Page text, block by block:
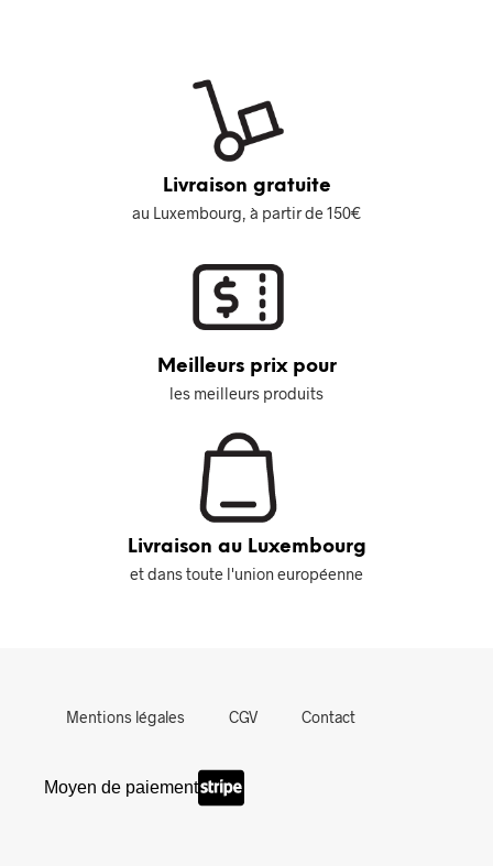
Livraison gratuite
au Luxembourg, à partir de 150€
Meilleurs prix pour
les meilleurs produits
Livraison au Luxembourg
et dans toute l'union européenne
Mentions légales CGV Contact
Moyen de paiement